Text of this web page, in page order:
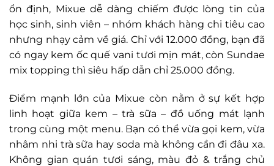
ổn định, Mixue dễ dàng chiếm được lòng tin của
học sinh, sinh viên – nhóm khách hàng chi tiêu cao
nhưng nhạy cảm về giá. Chỉ với 12.000 đồng, bạn đã
có ngay kem ốc quế vani tươi mịn mát, còn Sundae
mix topping thì siêu hấp dẫn chỉ 25.000 đồng.
Điểm mạnh lớn của Mixue còn nằm ở sự kết hợp
linh hoạt giữa kem – trà sữa – đồ uống mát lạnh
trong cùng một menu. Bạn có thể vừa gọi kem, vừa
nhâm nhi trà sữa hay soda mà không cần đi đâu xa.
Không gian quán tươi sáng, màu đỏ & trắng chủ